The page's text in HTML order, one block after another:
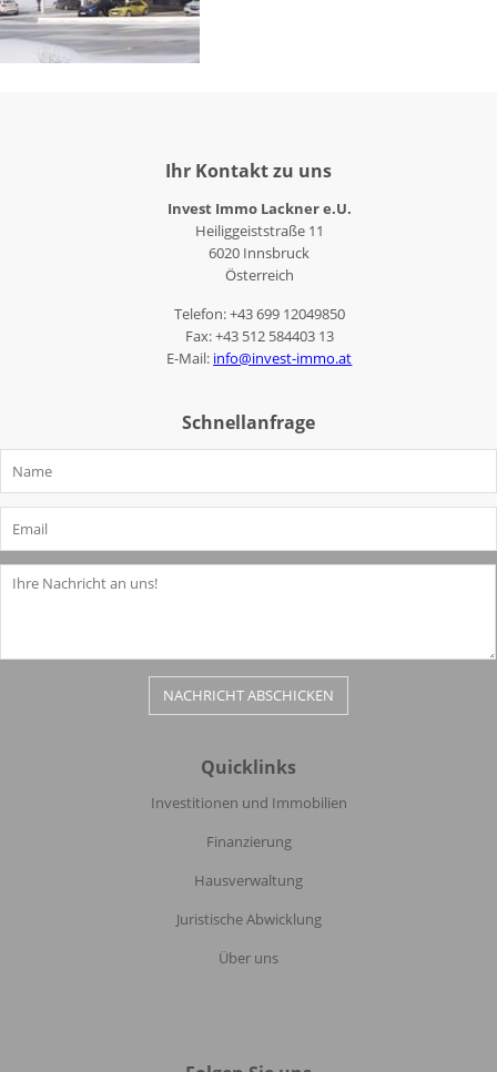
Ihr Kontakt zu uns
Invest Immo Lackner e.U.
Heiliggeiststraße 11
6020 Innsbruck
Österreich
Telefon: +43 699 12049850
Fax: +43 512 584403 13
E-Mail: info@invest-immo.at
Schnellanfrage
Quicklinks
Investitionen und Immobilien
Finanzierung
Hausverwaltung
Juristische Abwicklung
Über uns